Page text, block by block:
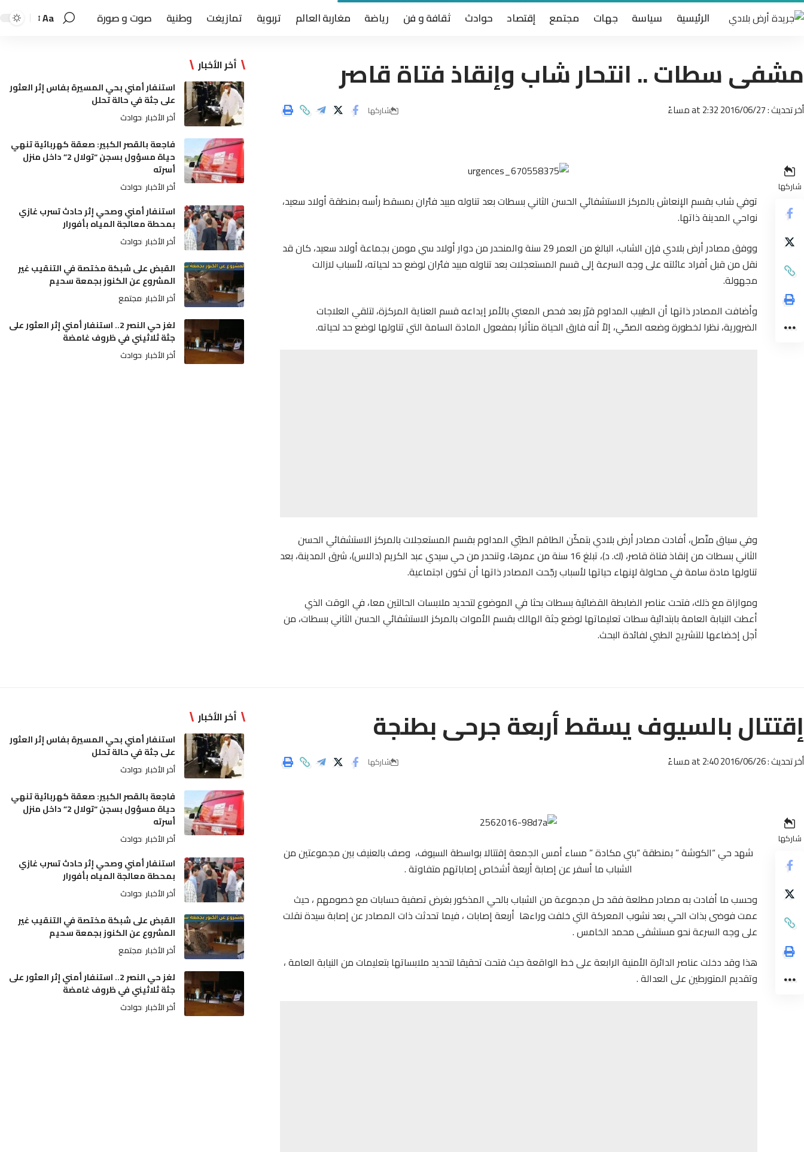
الرئيسية سياسة جهات مجتمع إقتصاد حوادث ثقافة و فن رياضة مغاربة العالم تربوية تمازيغت وطنية صوت و صورة Aa
مشفى سطات .. انتحار شاب وإنقاذ فتاة قاصر
أخر تحديث : 2016/06/27 at 2:32 مساءً شاركها
شاركها
توفي شاب بقسم الإنعاش بالمركز الاستشفائي الحسن الثاني بسطات بعد تناوله مبيد فئران بمسقط رأسه بمنطقة أولاد سعيد،
نواحي المدينة ذاتها.
ووفق مصادر أرض بلادي فإن الشاب، البالغ من العمر 29 سنة والمنحدر من دوار أولاد سي مومن بجماعة أولاد سعيد، كان قد
نقل من قبل أفراد عائلته على وجه السرعة إلى قسم المستعجلات بعد تناوله مبيد فئران لوضع حد لحياته، لأسباب لازالت
مجهولة.
وأضافت المصادر ذاتها أن الطبيب المداوم قرّر بعد فحص المعني بالأمر إيداعه قسم العناية المركزة، لتلقي العلاجات
الضرورية، نظرا لخطورة وضعه الصحّي، إلاّ أنه فارق الحياة متأثرا بمفعول المادة السامة التي تناولها لوضع حد لحياته.
وفي سياق متّصل، أفادت مصادر أرض بلادي بتمكّن الطاقم الطبّي المداوم بقسم المستعجلات بالمركز الاستشفائي الحسن
الثاني بسطات من إنقاذ فتاة قاصر، (ك. د)، تبلغ 16 سنة من عمرها، وتنحدر من حي سيدي عبد الكريم (دالاس)، شرق المدينة، بعد
تناولها مادة سامة في محاولة لإنهاء حياتها لأسباب رجّحت المصادر ذاتها أن تكون اجتماعية.
وموازاة مع ذلك، فتحت عناصر الضابطة القضائية بسطات بحثا في الموضوع لتحديد ملابسات الحالتين معا، في الوقت الذي
أعطت النيابة العامة بابتدائية سطات تعليماتها لوضع جثة الهالك بقسم الأموات بالمركز الاستشفائي الحسن الثاني بسطات، من
أجل إخضاعها للتشريح الطبي لفائدة البحث.
أخر الأخبار
استنفار أمني بحي المسيرة بفاس إثر العثور
على جثة في حالة تحلل
أخر الأخبار حوادث
فاجعة بالقصر الكبير: صعقة كهربائية تنهي
حياة مسؤول بسجن “تولال 2” داخل منزل
أسرته
أخر الأخبار حوادث
استنفار أمني وصحي إثر حادث تسرب غازي
بمحطة معالجة المياه بأفورار
أخر الأخبار حوادث
القبض على شبكة مختصة في التنقيب غير
المشروع عن الكنوز بجمعة سحيم
أخر الأخبار مجتمع
لغز حي النصر 2.. استنفار أمني إثر العثور على
جثة ثلاثيني في ظروف غامضة
أخر الأخبار حوادث
إقتتال بالسيوف يسقط أربعة جرحى بطنجة
أخر تحديث : 2016/06/26 at 2:40 مساءً شاركها
شاركها
شهد حي “الكوشة ” بمنطقة “بني مكادة ” مساء أمس الجمعة إقتتالا بواسطة السيوف، وصف بالعنيف بين مجموعتين من
الشباب ما أسفر عن إصابة أربعة أشخاص إصاباتهم متفاوتة .
وحسب ما أفادت به مصادر مطلعة فقد حل مجموعة من الشباب بالحي المذكور بغرض تصفية حسابات مع خصومهم ، حيث
عمت فوضى بذات الحي بعد نشوب المعركة التي خلفت وراءها أربعة إصابات ، فيما تحدثت ذات المصادر عن إصابة سيدة نقلت
على وجه السرعة نحو مستشفى محمد الخامس .
هذا وقد دخلت عناصر الدائرة الأمنية الرابعة على خط الواقعة حيث فتحت تحقيقا لتحديد ملابساتها بتعليمات من النيابة العامة ،
وتقديم المتورطين على العدالة .
أخر الأخبار
استنفار أمني بحي المسيرة بفاس إثر العثور
على جثة في حالة تحلل
أخر الأخبار حوادث
فاجعة بالقصر الكبير: صعقة كهربائية تنهي
حياة مسؤول بسجن “تولال 2” داخل منزل
أسرته
أخر الأخبار حوادث
استنفار أمني وصحي إثر حادث تسرب غازي
بمحطة معالجة المياه بأفورار
أخر الأخبار حوادث
القبض على شبكة مختصة في التنقيب غير
المشروع عن الكنوز بجمعة سحيم
أخر الأخبار مجتمع
لغز حي النصر 2.. استنفار أمني إثر العثور على
جثة ثلاثيني في ظروف غامضة
أخر الأخبار حوادث